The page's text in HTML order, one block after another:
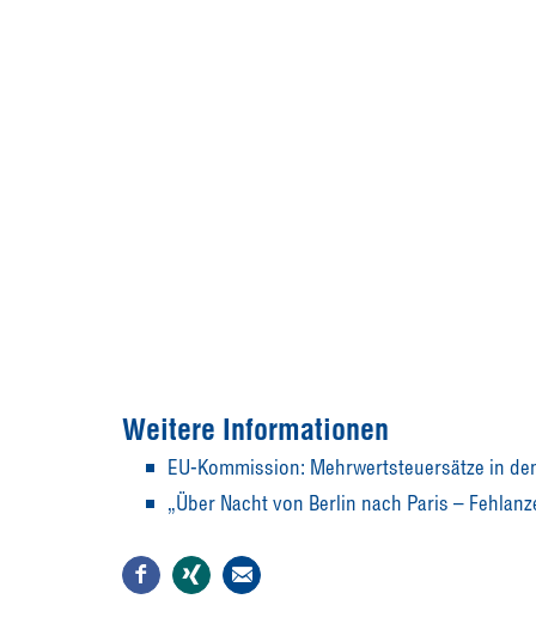
Weitere Informationen
EU-Kommission: Mehrwertsteuersätze in
„Über Nacht von Berlin nach Paris –